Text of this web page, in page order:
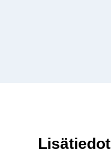
Lisätiedot